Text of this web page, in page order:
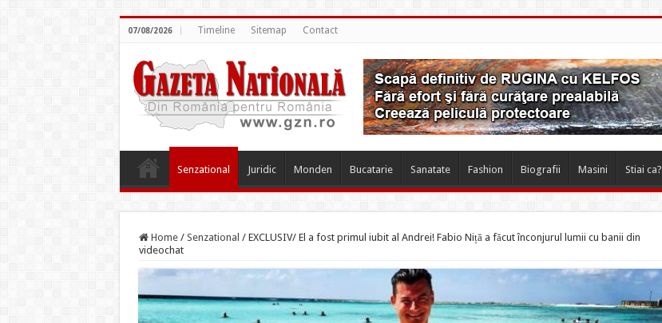
07/08/2026 Timeline Sitemap Contact
Senzational Juridic Monden Bucatarie Sanatate Fashion Biografii Masini Stiai ca?
Home / Senzational / EXCLUSIV/ El a fost primul iubit al Andrei! Fabio Niță a făcut înconjurul lumii cu banii din
videochat